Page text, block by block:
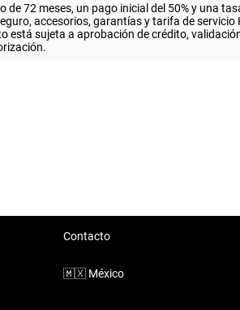
72 meses, un pago inicial del 50% y una
accesorios, garantías y tarifa de servicio
está sujeta a aprobación de crédito,
Contacto
🇲🇽 México